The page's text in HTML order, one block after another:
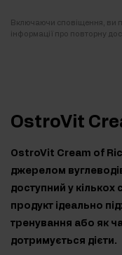
Включаючи сповіщення, ви
інформації про повторну
OstroVit
OstroVit Cream of
джерелом
доступний у
продукт ідеально
тренування або як
дотримується дієти.